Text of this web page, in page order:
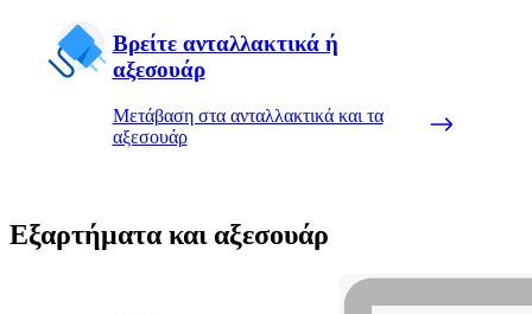
Βρείτε ανταλλακτικά ή
αξεσουάρ
Μετάβαση στα ανταλλακτικά και τα
αξεσουάρ
Εξαρτήματα και αξεσουάρ